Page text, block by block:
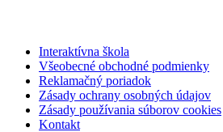
Interaktívna škola
Všeobecné obchodné podmienky
Reklamačný poriadok
Zásady ochrany osobných údajov
Zásady používania súborov cookies
Kontakt